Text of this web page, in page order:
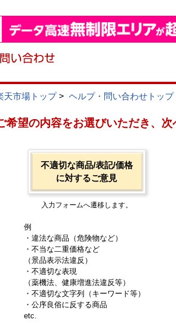
天市場トップ> ヘルプ・問い合わせトップ
希望の内容をお選びいただき、次
不適切な商品/表記/価格
に対するご意見
入力フォームへ遷移します。
例
・違法な商品（危険物など）
・不当な二重価格など
（景品表示法違反）
・不適切な表現
（薬機法、健康増進法違反等）
・不適切な文字列（キーワード等）
・公序良俗に反する商品
etc.